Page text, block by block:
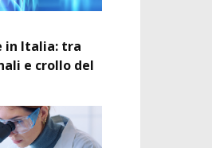
in Italia: tra
e crollo del